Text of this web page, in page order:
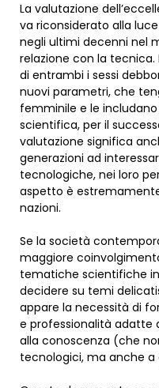
La valutazione
va riconsiderato alla
negli ultimi decenni nel
relazione con la
di entrambi i sessi
nuovi parametri, che
femminile e le
scientifica, per il
valutazione significa
generazioni ad
tecnologiche, nei loro
aspetto è
nazioni.
Se la società
maggiore
tematiche scientifiche
decidere su temi
appare la necessità di
e professionalità adatte
alla conoscenza (che
tecnologici, ma anche a